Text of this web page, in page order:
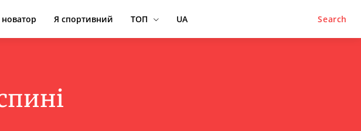
новатор Я спортивний ТОП UA Search